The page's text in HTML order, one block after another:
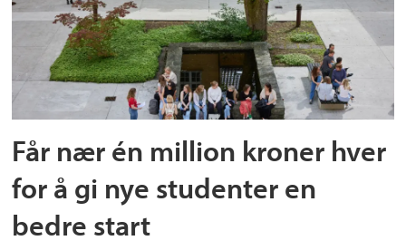
Får nær én million kroner hver
for å gi nye studenter en
bedre start